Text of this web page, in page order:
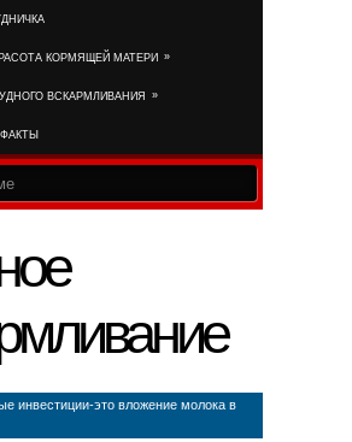
КОРМЯЩЕЙ МАТЕРИ »
ВСКАРМЛИВАНИЯ »
инвестиции-это вложение молока в